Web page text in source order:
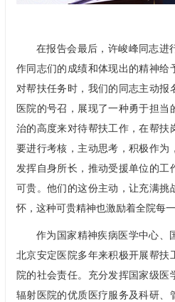
在报告会最后，许峻峰同志进
作同志们的成绩和体现出的精神给
对帮扶任务时，我们的同志主动报
医院的号召，展现了一种勇于担当
治的高度来对待帮扶工作，在帮扶
要进行考核，主动思考，积极作为
发挥自身所长，推动受援单位的工
可贵。他们的这份主动，让充满挑
怀，这种可贵精神也激励着全院每一
作为国家精神疾病医学中心、
北京安定医院多年来积极开展帮扶
院的社会责任。充分发挥国家级
辐射医院的优质医疗服务及科研、